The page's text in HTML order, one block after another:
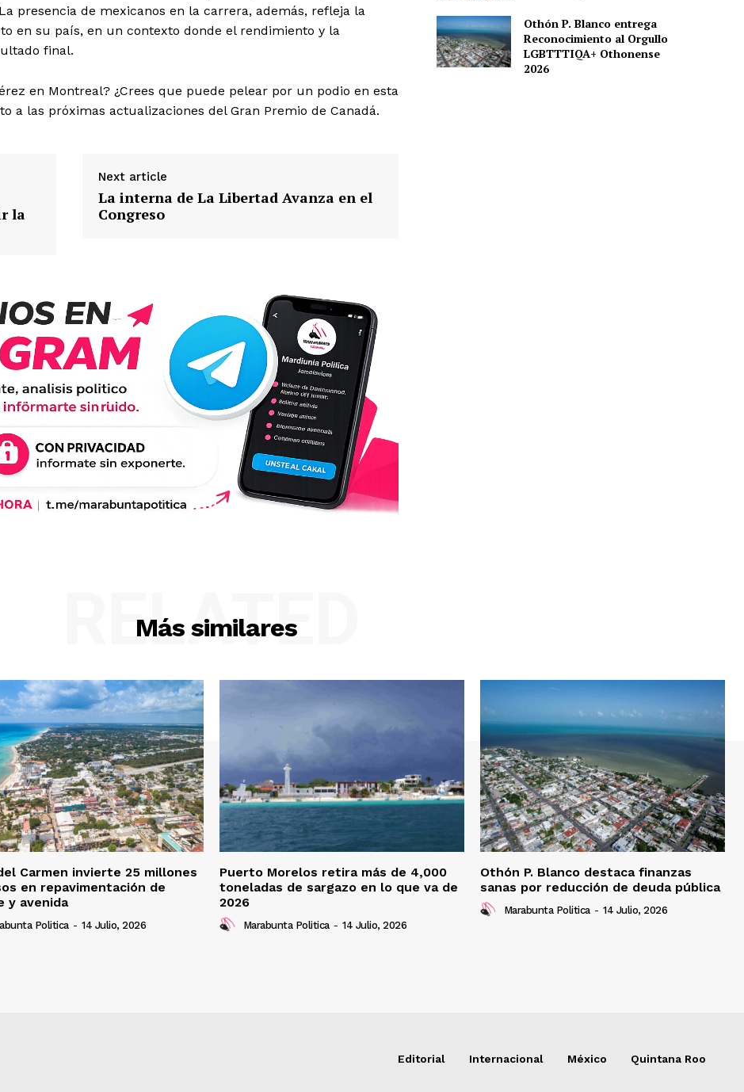
presencia de mexicanos en la carrera, además, refleja la
en su país, en un contexto donde el rendimiento y la
final.
en Montreal? ¿Crees que puede pelear por un podio en esta
a las próximas actualizaciones del Gran Premio de Canadá.
la
Next article
La interna de La Libertad Avanza en el
Congreso
Othón P. Blanco entrega
Reconocimiento al Orgullo
LGBTTTIQA+ Othonense
2026
Más similares
RELATED
Carmen invierte 25 millones
en repavimentación de
y avenida
Politica - 14 Julio, 2026
Puerto Morelos retira más de 4,000
toneladas de sargazo en lo que va de
2026
Marabunta Politica - 14 Julio, 2026
Othón P. Blanco destaca finanzas
sanas por reducción de deuda pública
Marabunta Politica - 14 Julio, 2026
Editorial Internacional México Quintana Roo